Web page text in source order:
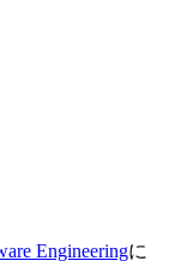
Engineeringに